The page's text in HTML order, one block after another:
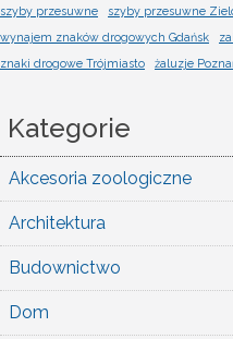
szyby przesuwne
szyby przesuwne
wynajem znaków drogowych Gdańsk
znaki drogowe Trójmiasto
żaluzje
Kategorie
Akcesoria zoologiczne
Architektura
Budownictwo
Dom